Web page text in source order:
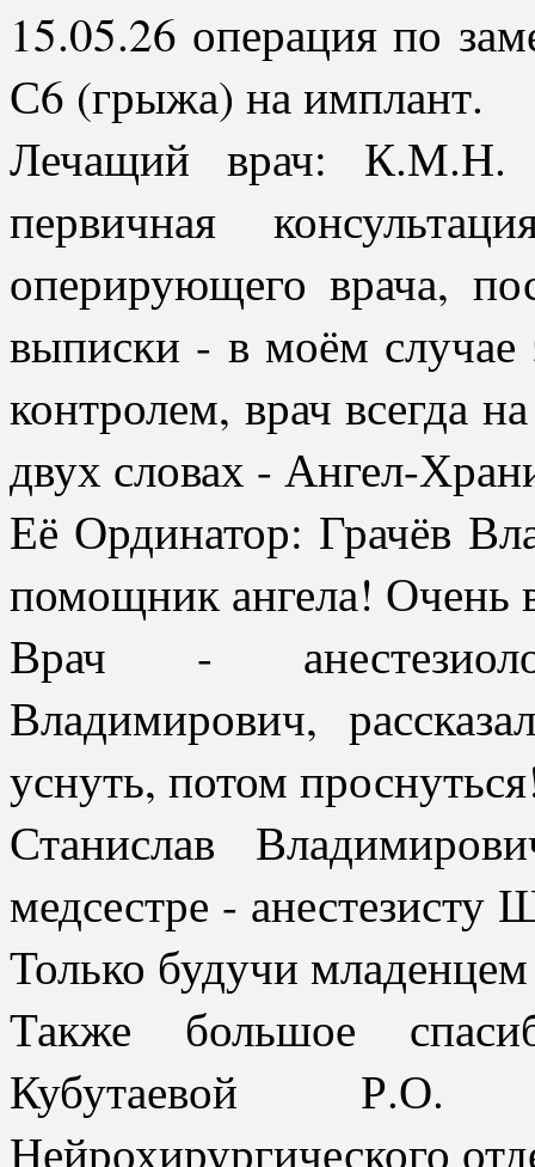
15.05.26 операция по
С6 (грыжа) на имплант.
Лечащий врач: К.М.Н.
первичная
оперирующего врача,
выписки - в моём случае
контролем, врач всегда
двух словах - Ангел-
Её Ординатор: Грачёв
помощник ангела! Очень
Врач -
Владимирович,
уснуть, потом
Станислав
медсестре -
Только будучи
Также большое
Кубутаевой
Нейрохирургического